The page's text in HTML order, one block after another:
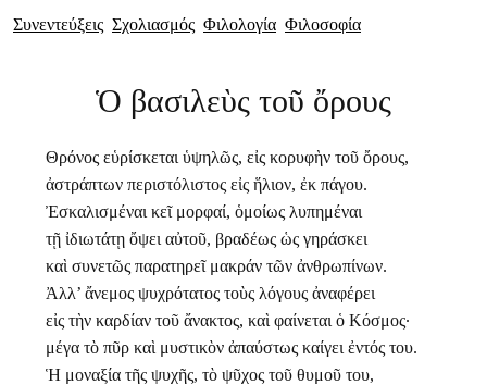
Συνεντεύξεις Σχολιασμός Φιλολογία Φιλοσοφία
Ὁ βασιλεὺς τοῦ ὄρους
Θρόνος εὑρίσκεται ὑψηλῶς, εἰς κορυφὴν τοῦ ὄρους,
ἀστράπτων περιστόλιστος εἰς ἥλιον, ἐκ πάγου.
Ἐσκαλισμέναι κεῖ μορφαί, ὁμοίως λυπημέναι
τῇ ἰδιωτάτῃ ὄψει αὐτοῦ, βραδέως ὡς γηράσκει
καὶ συνετῶς παρατηρεῖ μακράν τῶν ἀνθρωπίνων.
Ἀλλ’ ἄνεμος ψυχρότατος τοὺς λόγους ἀναφέρει
εἰς τὴν καρδίαν τοῦ ἄνακτος, καὶ φαίνεται ὁ Κόσμος·
μέγα τὸ πῦρ καὶ μυστικὸν ἀπαύστως καίγει ἐντός του.
Ἡ μοναξία τῆς ψυχῆς, τὸ ψῦχος τοῦ θυμοῦ του,